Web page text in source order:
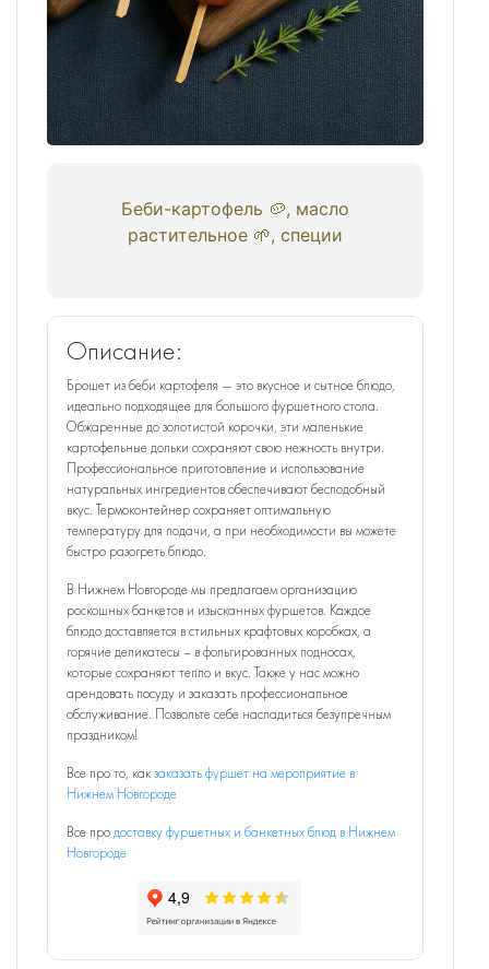
Беби-картофель 🥔, масло
растительное 🌱, специи
Описание:
Брошет из беби картофеля — это вкусное и сытное блюдо,
идеально подходящее для большого фуршетного стола.
Обжаренные до золотистой корочки, эти маленькие
картофельные дольки сохраняют свою нежность внутри.
Профессиональное приготовление и использование
натуральных ингредиентов обеспечивают бесподобный
вкус. Термоконтейнер сохраняет оптимальную
температуру для подачи, а при необходимости вы можете
быстро разогреть блюдо.
В Нижнем Новгороде мы предлагаем организацию
роскошных банкетов и изысканных фуршетов. Каждое
блюдо доставляется в стильных крафтовых коробках, а
горячие деликатесы – в фольгированных подносах,
которые сохраняют тепло и вкус. Также у нас можно
арендовать посуду и заказать профессиональное
обслуживание. Позвольте себе насладиться безупречным
праздником!
Все про то, какзаказать фуршет на мероприятие в
Нижнем Новгороде
Все продоставку фуршетных и банкетных блюд в Нижнем
Новгороде